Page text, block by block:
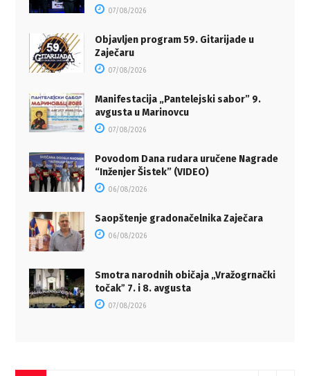
07/08/2026
Objavljen program 59. Gitarijade u
Zaječaru
07/08/2026
Manifestacija „Pantelejski sabor” 9.
avgusta u Marinovcu
07/08/2026
Povodom Dana rudara uručene Nagrade
“Inženjer Šistek” (VIDEO)
06/08/2026
Saopštenje gradonačelnika Zaječara
06/08/2026
Smotra narodnih običaja „Vražogrnački
točakˮ 7. i 8. avgusta
07/08/2026